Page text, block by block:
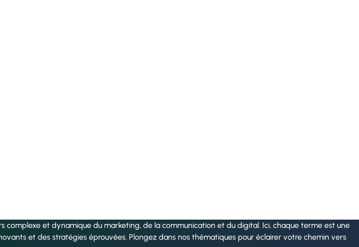
complexe et dynamique du marketing, de la communication et du digital. Ici, chaque terme est une
et des stratégies éprouvées. Plongez dans nos thématiques pour éclairer votre chemin vers